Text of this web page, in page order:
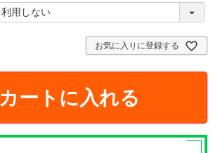
(
必
お気に入りに登録する
カートに入れる